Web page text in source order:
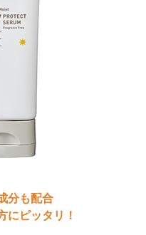
分も配合
にピッタリ！